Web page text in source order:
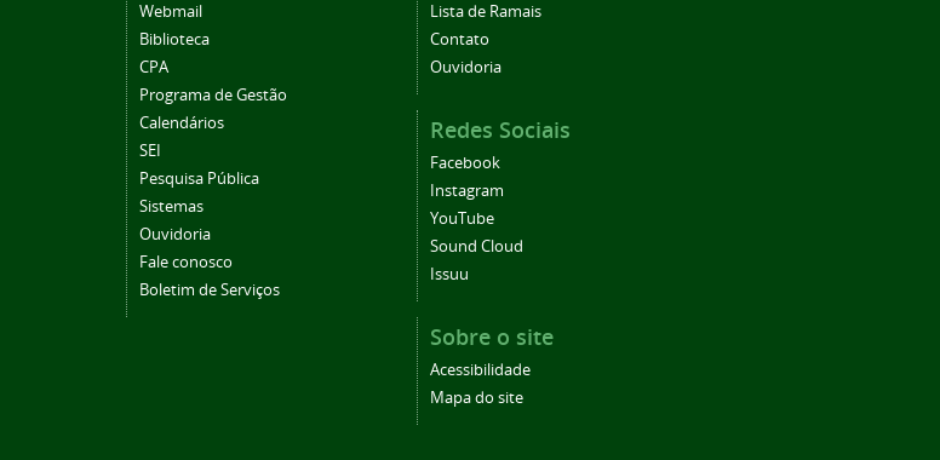
Webmail
Biblioteca
CPA
Programa de Gestão
Calendários
SEI
Pesquisa Pública
Sistemas
Ouvidoria
Fale conosco
Boletim de Serviços
Lista de Ramais
Contato
Ouvidoria
Redes Sociais
Facebook
Instagram
YouTube
Sound Cloud
Issuu
Sobre o site
Acessibilidade
Mapa do site